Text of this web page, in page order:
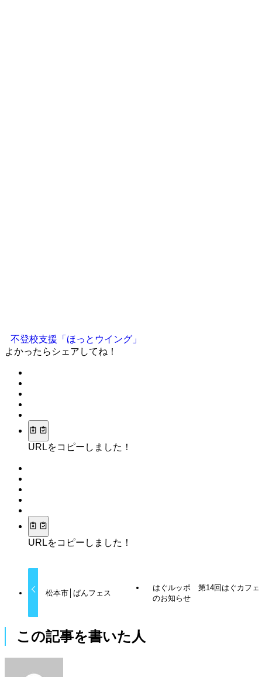
不登校支援「ほっとウイング」
よかったらシェアしてね！
URLをコピーしました！
URLをコピーしました！
松本市│ぱんフェス
はぐルッポ 第14回はぐカフェ
のお知らせ
この記事を書いた人